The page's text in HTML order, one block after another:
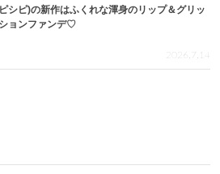
シピ)の新作はふくれな渾身のリップ＆グリッ
ョンファンデ♡
2026.7.14